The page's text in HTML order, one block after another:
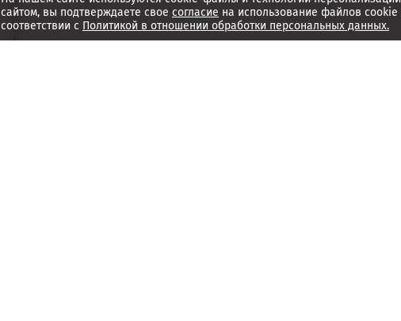
сайтом, вы подтверждаете свое согласие на использование файлов
соответствии с Политикой в отношении обработки персональных данных.